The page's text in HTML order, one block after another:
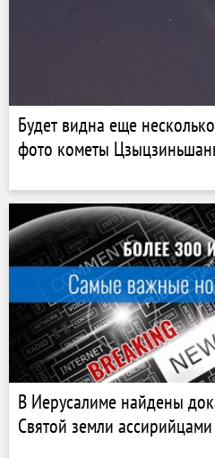
Будет видна еще
фото кометы
В Иерусалиме найдены
Святой земли